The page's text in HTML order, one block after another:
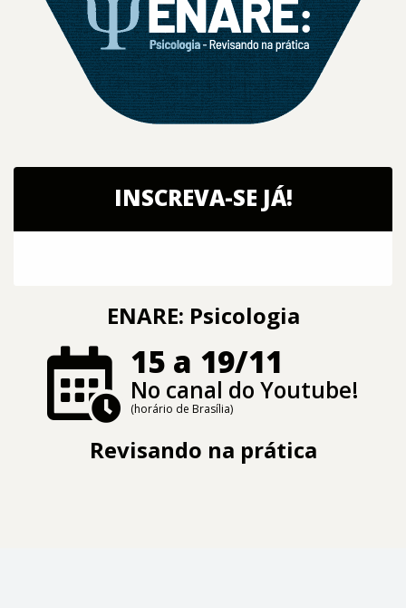
INSCREVA-SE JÁ!
ENARE: Psicologia
15 a 19/11
No canal do Youtube!
(horário de Brasília)
Revisando na prática